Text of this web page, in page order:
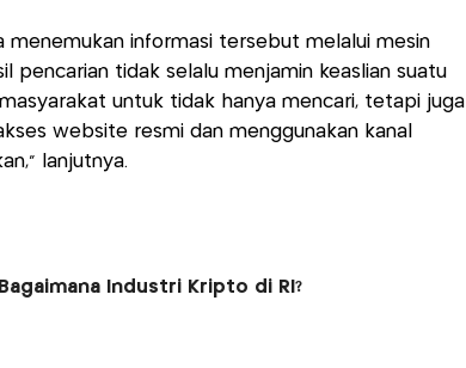
menemukan informasi tersebut melalui mesin
pencarian tidak selalu menjamin keaslian suatu
untuk tidak hanya mencari, tetapi juga
website resmi dan menggunakan kanal
lanjutnya.
Industri Kripto di RI?